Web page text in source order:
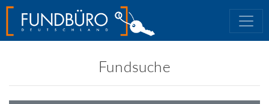
Fundsuche